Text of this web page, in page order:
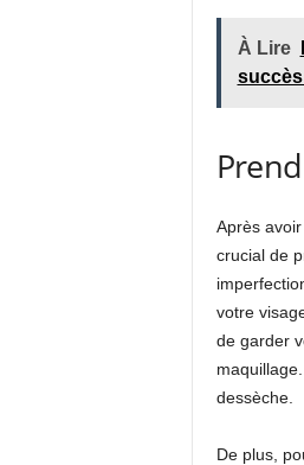
À Lire
Après
crucial de
votre
de garder
dessèche.
De plus,